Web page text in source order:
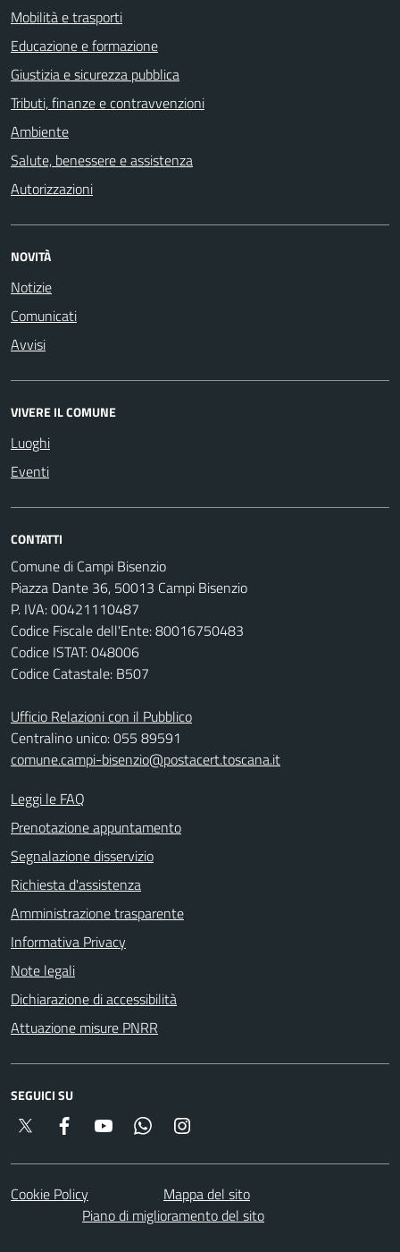
Mobilità e trasporti
Educazione e formazione
Giustizia e sicurezza pubblica
Tributi, finanze e contravvenzioni
Ambiente
Salute, benessere e assistenza
Autorizzazioni
NOVITÀ
Notizie
Comunicati
Avvisi
VIVERE IL COMUNE
Luoghi
Eventi
CONTATTI
Comune di Campi Bisenzio
Piazza Dante 36, 50013 Campi Bisenzio
P. IVA: 00421110487
Codice Fiscale dell'Ente: 80016750483
Codice ISTAT: 048006
Codice Catastale: B507
Ufficio Relazioni con il Pubblico
Centralino unico: 055 89591
comune.campi-bisenzio@postacert.toscana.it
Leggi le FAQ
Prenotazione appuntamento
Segnalazione disservizio
Richiesta d'assistenza
Amministrazione trasparente
Informativa Privacy
Note legali
Dichiarazione di accessibilità
Attuazione misure PNRR
SEGUICI SU
Twitter Facebook YouTube Whatsapp
Cookie Policy
Mappa del sito
Piano di miglioramento del sito